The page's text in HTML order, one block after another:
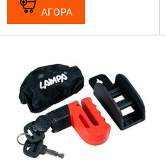
ΑΓΟΡΑ